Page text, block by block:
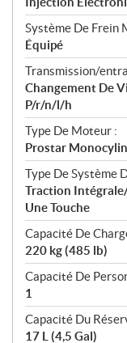
Système De Frein
Équipé
Transmission/
Changement De
P/r/n/l/h
Type De Moteur :
Prostar
Type De Système
Traction
Une Touche
Capacité De
220 kg (485 lb)
Capacité De
1
Capacité Du
17 L (4,5 Gal)